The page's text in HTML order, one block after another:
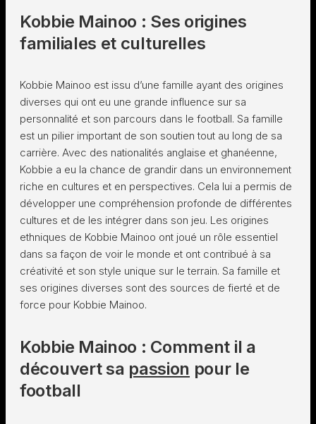
Kobbie Mainoo : Ses origines
familiales et culturelles
Kobbie Mainoo est issu d’une famille ayant des origines
diverses qui ont eu une grande influence sur sa
personnalité et son parcours dans le football. Sa famille
est un pilier important de son soutien tout au long de sa
carrière. Avec des nationalités anglaise et ghanéenne,
Kobbie a eu la chance de grandir dans un environnement
riche en cultures et en perspectives. Cela lui a permis de
développer une compréhension profonde de différentes
cultures et de les intégrer dans son jeu. Les origines
ethniques de Kobbie Mainoo ont joué un rôle essentiel
dans sa façon de voir le monde et ont contribué à sa
créativité et son style unique sur le terrain. Sa famille et
ses origines diverses sont des sources de fierté et de
force pour Kobbie Mainoo.
Kobbie Mainoo : Comment il a
découvert sa passion pour le
football